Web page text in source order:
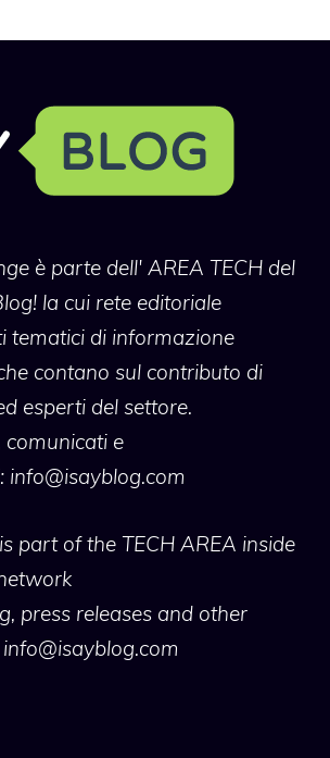
è parte dell' AREA TECH del
la cui rete editoriale
tematici di informazione
contano sul contributo di
esperti del settore.
comunicati e
info@isayblog.com
is part of the TECH AREA inside
press releases and other
info@isayblog.com